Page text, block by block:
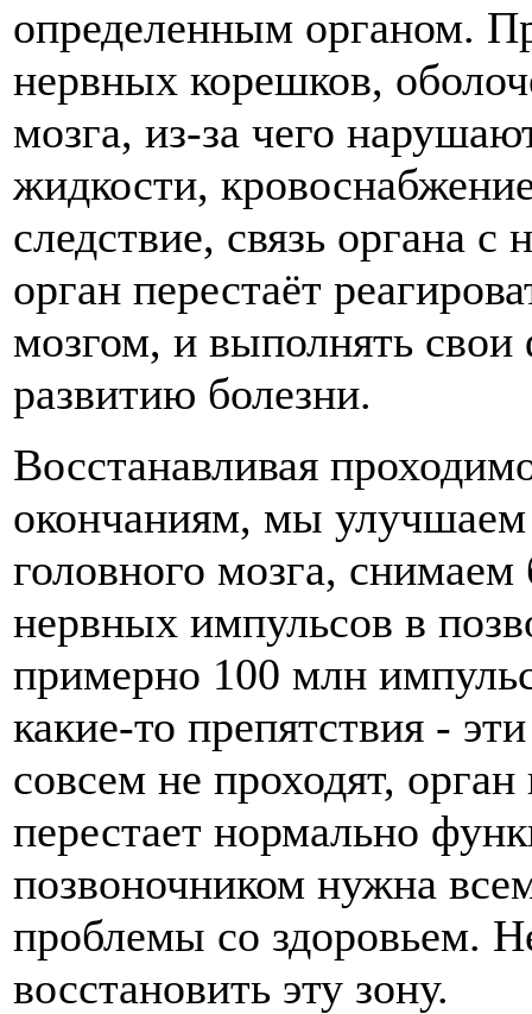
определенным органом.
нервных корешков,
мозга, из-за чего
жидкости,
следствие, связь органа с
орган перестаёт
мозгом, и выполнять
развитию болезни.
Восстанавливая
окончаниям, мы улучшаем
головного мозга,
нервных импульсов в
примерно 100 млн
какие-то препятствия -
совсем не проходят,
перестает нормально
позвоночником нужна
проблемы со здоровьем.
восстановить эту зону.